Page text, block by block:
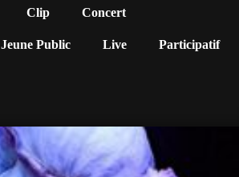
Clip Concert
Jeune Public Live Participatif